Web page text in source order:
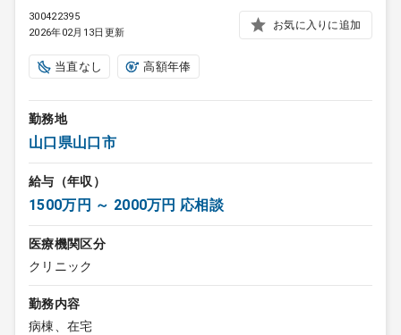
300422395
2026年02月13日更新
お気に入りに追加
当直なし 高額年俸
勤務地
山口県山口市
給与（年収）
1500万円 ～ 2000万円 応相談
医療機関区分
クリニック
勤務内容
病棟、在宅